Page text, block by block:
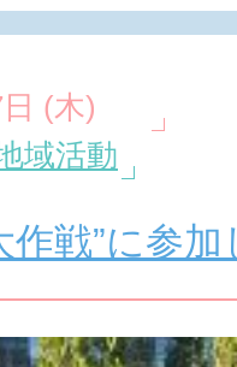
(木)
域活動
作戦”に参